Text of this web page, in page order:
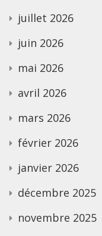
juillet 2026
juin 2026
mai 2026
avril 2026
mars 2026
février 2026
janvier 2026
décembre 2025
novembre 2025